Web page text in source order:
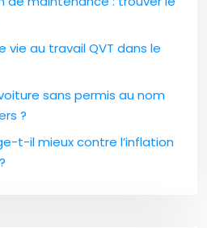
vie au travail QVT dans le
sans permis au nom
?
t-il mieux contre l’inflation